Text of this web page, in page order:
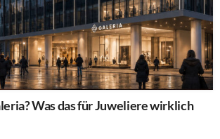
Was das für Juweliere wirklich